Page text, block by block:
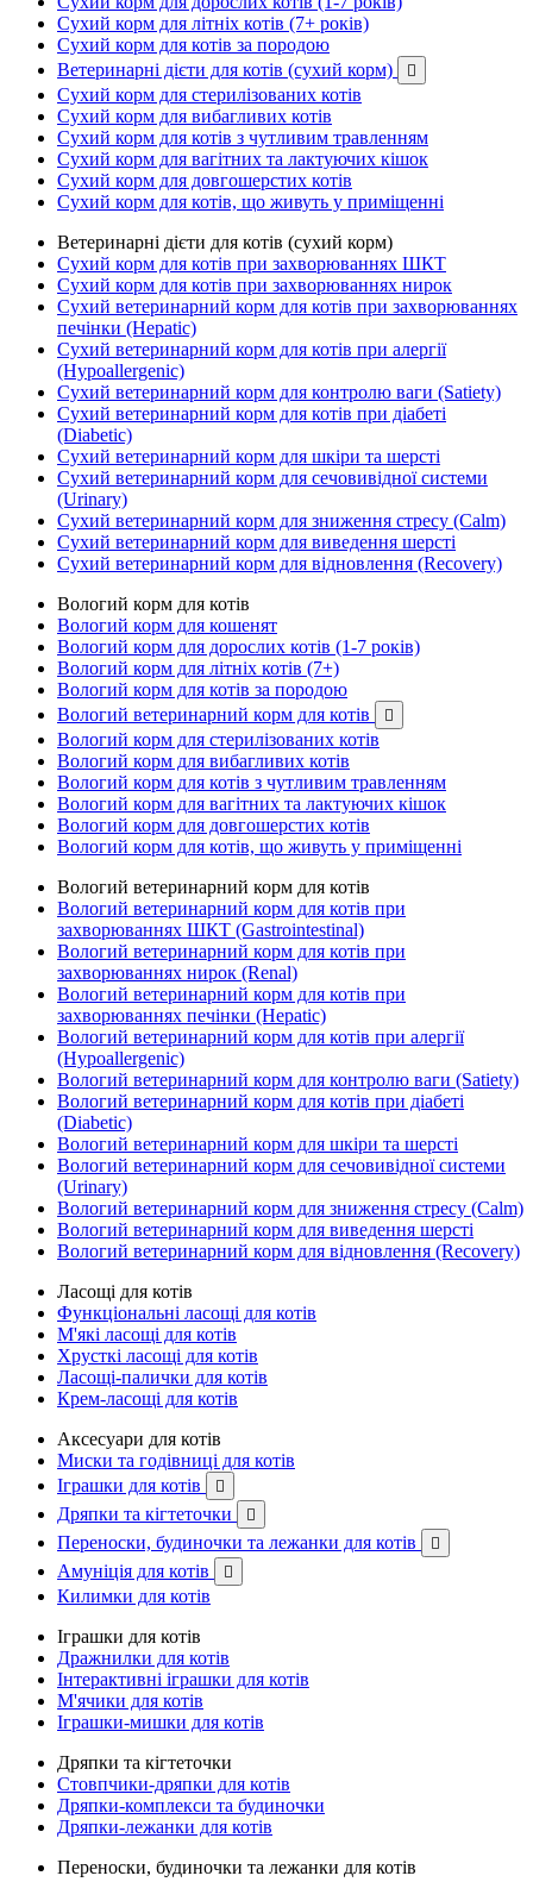
Сухий корм для літніх котів (7+ років)
Сухий корм для котів за породою
Ветеринарні дієти для котів (сухий корм)

Сухий корм для стерилізованих котів
Сухий корм для вибагливих котів
Сухий корм для котів з чутливим травленням
Сухий корм для вагітних та лактуючих кішок
Сухий корм для довгошерстих котів
Сухий корм для котів, що живуть у приміщенні
Ветеринарні дієти для котів (сухий корм)
Сухий корм для котів при захворюваннях ШКТ
Сухий корм для котів при захворюваннях нирок
Сухий ветеринарний корм для котів при захворюваннях
печінки (Hepatic)
Сухий ветеринарний корм для котів при алергії
(Hypoallergenic)
Сухий ветеринарний корм для контролю ваги (Satiety)
Сухий ветеринарний корм для котів при діабеті
(Diabetic)
Сухий ветеринарний корм для шкіри та шерсті
Сухий ветеринарний корм для сечовивідної системи
(Urinary)
Сухий ветеринарний корм для зниження стресу (Calm)
Сухий ветеринарний корм для виведення шерсті
Сухий ветеринарний корм для відновлення (Recovery)
Вологий корм для котів
Вологий корм для кошенят
Вологий корм для дорослих котів (1-7 років)
Вологий корм для літніх котів (7+)
Вологий корм для котів за породою
Вологий ветеринарний корм для котів

Вологий корм для стерилізованих котів
Вологий корм для вибагливих котів
Вологий корм для котів з чутливим травленням
Вологий корм для вагітних та лактуючих кішок
Вологий корм для довгошерстих котів
Вологий корм для котів, що живуть у приміщенні
Вологий ветеринарний корм для котів
Вологий ветеринарний корм для котів при
захворюваннях ШКТ (Gastrointestinal)
Вологий ветеринарний корм для котів при
захворюваннях нирок (Renal)
Вологий ветеринарний корм для котів при
захворюваннях печінки (Hepatic)
Вологий ветеринарний корм для котів при алергії
(Hypoallergenic)
Вологий ветеринарний корм для контролю ваги (Satiety)
Вологий ветеринарний корм для котів при діабеті
(Diabetic)
Вологий ветеринарний корм для шкіри та шерсті
Вологий ветеринарний корм для сечовивідної системи
(Urinary)
Вологий ветеринарний корм для зниження стресу (Calm)
Вологий ветеринарний корм для виведення шерсті
Вологий ветеринарний корм для відновлення (Recovery)
Ласощі для котів
Функціональні ласощі для котів
М'які ласощі для котів
Хрусткі ласощі для котів
Ласощі-палички для котів
Крем-ласощі для котів
Аксесуари для котів
Миски та годівниці для котів
Іграшки для котів

Дряпки та кігтеточки 
Переноски, будиночки та лежанки для котів 
Амуніція для котів 
Килимки для котів
Іграшки для котів
Дражнилки для котів
Інтерактивні іграшки для котів
М'ячики для котів
Іграшки-мишки для котів
Дряпки та кігтеточки
Стовпчики-дряпки для котів
Дряпки-комплекси та будиночки
Дряпки-лежанки для котів
Переноски, будиночки та лежанки для котів